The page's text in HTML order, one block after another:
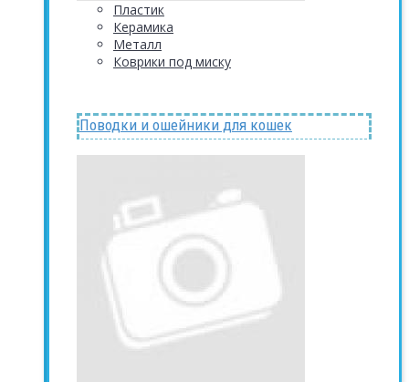
Пластик
Керамика
Металл
Коврики под миску
Поводки и ошейники для кошек